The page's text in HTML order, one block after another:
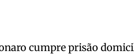
cumpre prisão